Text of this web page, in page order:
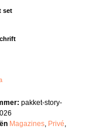
set
pakket-story-
Magazines, Privé,